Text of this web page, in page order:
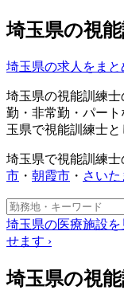
埼玉県の視
埼玉県の求人をまと
埼玉県の視能訓練
勤・非常勤・パー
玉県で視能訓練士と
埼玉県で視能訓練
市 ・ 朝霞市 ・ さいた
埼玉県の医療施設を
せます ›
埼玉県の視